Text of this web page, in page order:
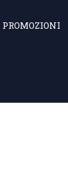
PROMOZIONI